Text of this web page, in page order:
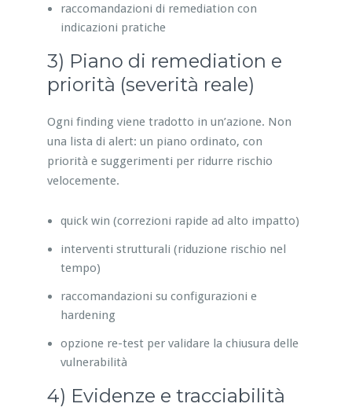
raccomandazioni di remediation con
indicazioni pratiche
3) Piano di remediation e
priorità (severità reale)
Ogni finding viene tradotto in un’azione. Non
una lista di alert: un piano ordinato, con
priorità e suggerimenti per ridurre rischio
velocemente.
quick win (correzioni rapide ad alto impatto)
interventi strutturali (riduzione rischio nel
tempo)
raccomandazioni su configurazioni e
hardening
opzione re-test per validare la chiusura delle
vulnerabilità
4) Evidenze e tracciabilità